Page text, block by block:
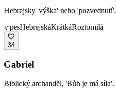
Hebrejsky 'výška' nebo 'pozvednutí'.
♂pesHebrejskáKrátkáRoztomilá
34
Gabriel
Biblický archanděl, 'Bůh je má síla'.